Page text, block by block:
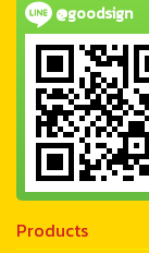
@goodsign
Products